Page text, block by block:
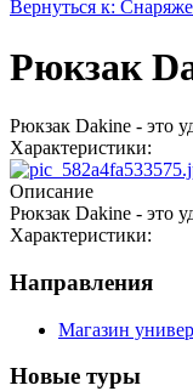
Вернуться к:
Рюкзак
Рюкзак Dakine - это
Характеристики:
Описание
Рюкзак Dakine - это
Характеристики:
Направления
Магазин
Новые туры